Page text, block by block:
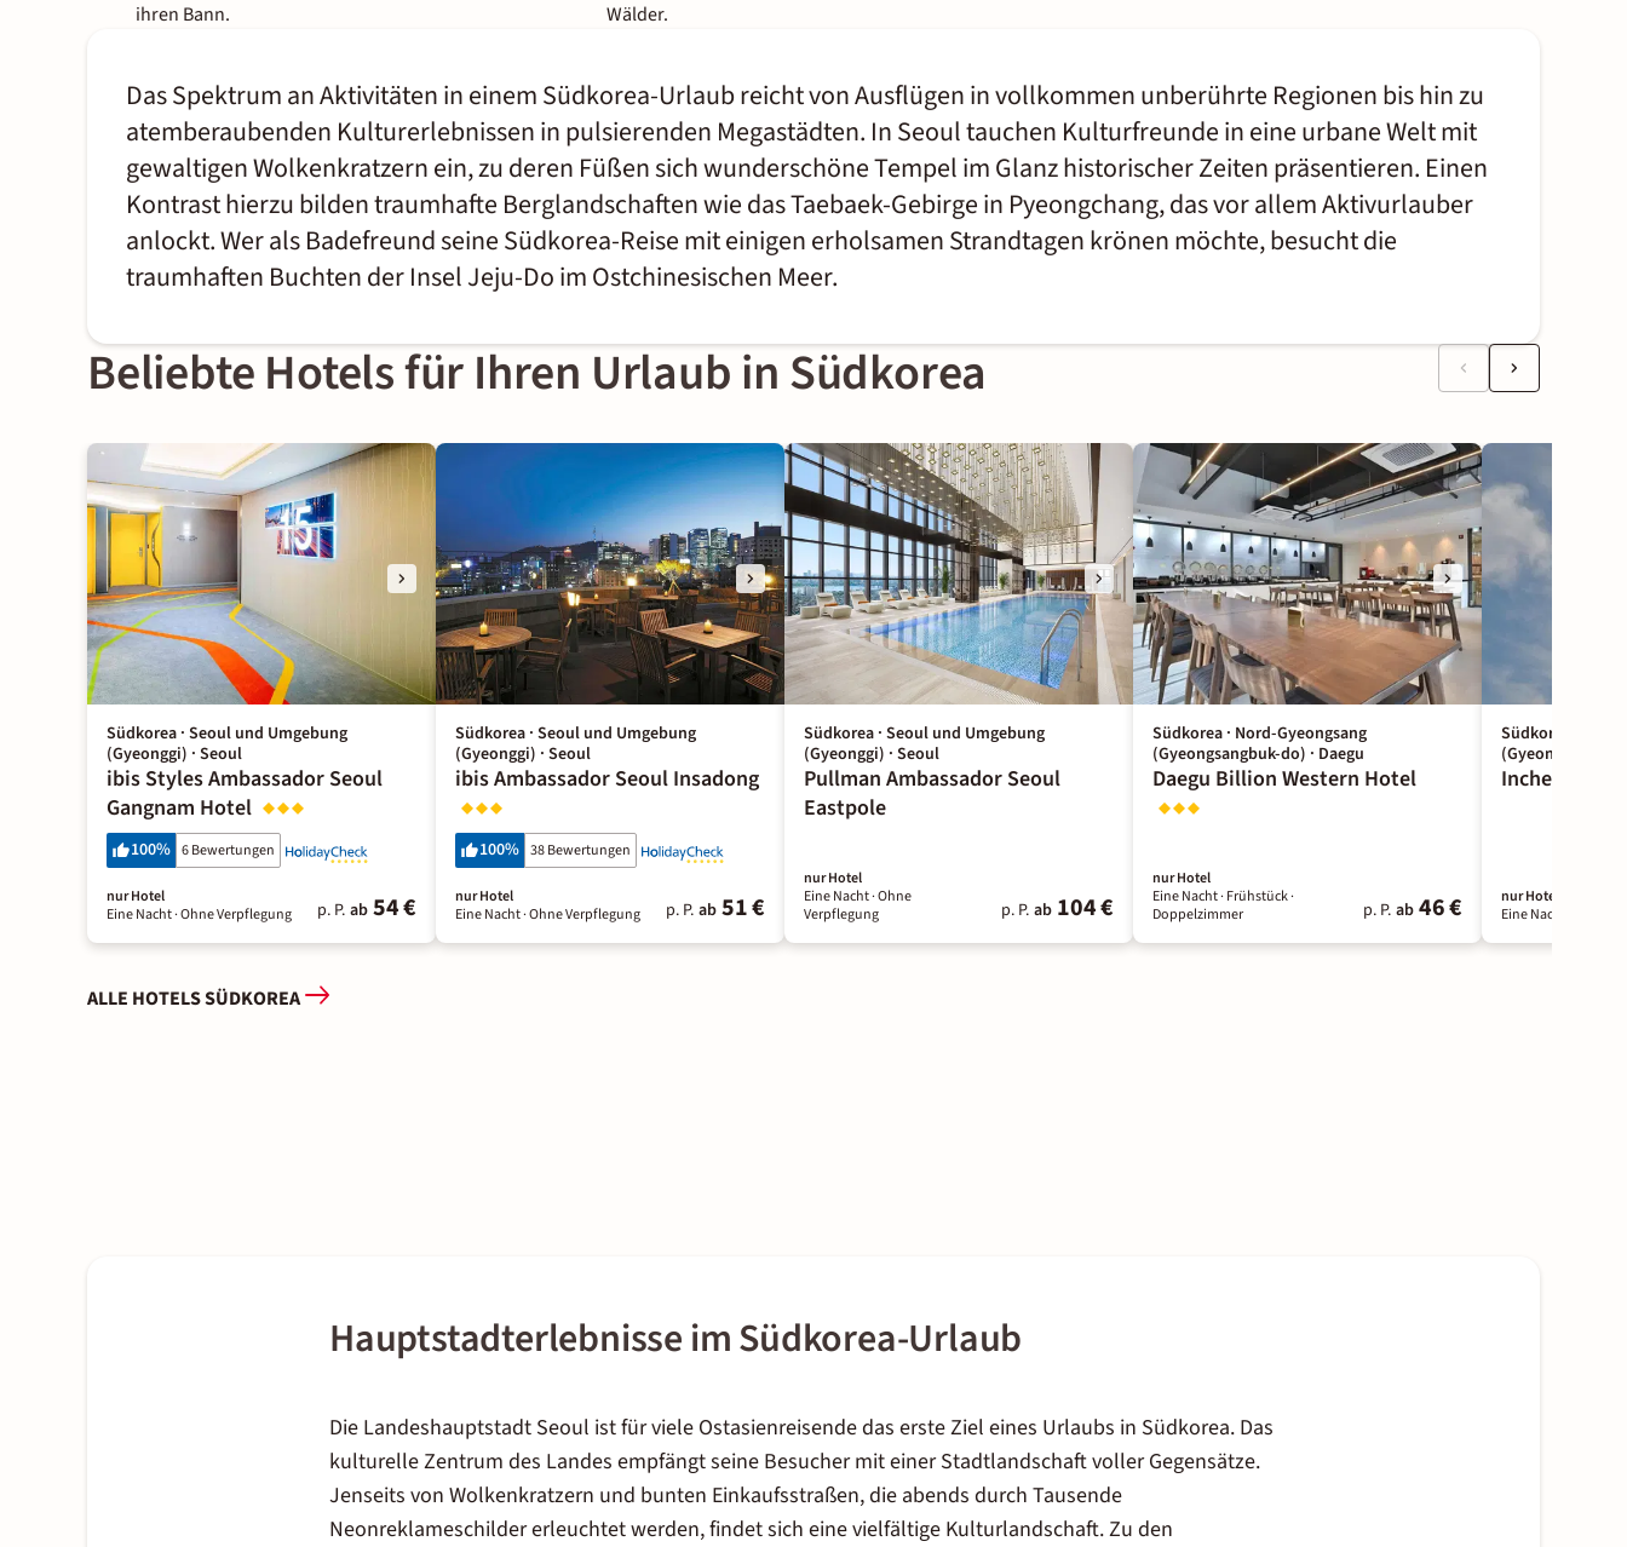
ihren Bann.
Wälder.
Das Spektrum an Aktivitäten in einem Südkorea-Urlaub reicht von Ausflügen in vollkommen unberührte Regionen bis hin zu
atemberaubenden Kulturerlebnissen in pulsierenden Megastädten. In Seoul tauchen Kulturfreunde in eine urbane Welt mit
gewaltigen Wolkenkratzern ein, zu deren Füßen sich wunderschöne Tempel im Glanz historischer Zeiten präsentieren. Einen
Kontrast hierzu bilden traumhafte Berglandschaften wie das Taebaek-Gebirge in Pyeongchang, das vor allem Aktivurlauber
anlockt. Wer als Badefreund seine Südkorea-Reise mit einigen erholsamen Strandtagen krönen möchte, besucht die
traumhaften Buchten der Insel Jeju-Do im Ostchinesischen Meer.
Beliebte Hotels für Ihren Urlaub in Südkorea
Südkorea · Seoul und Umgebung
(Gyeonggi) · Seoul
ibis Styles Ambassador Seoul
Gangnam Hotel
100% 6 Bewertungen
nur Hotel
Eine Nacht· Ohne Verpflegung p. P. ab 54 €
Südkorea · Seoul und Umgebung
(Gyeonggi) · Seoul
ibis Ambassador Seoul Insadong
100% 38 Bewertungen
nur Hotel
Eine Nacht· Ohne Verpflegung p. P. ab 51 €
Südkorea · Seoul und Umgebung
(Gyeonggi) · Seoul
Pullman Ambassador Seoul
Eastpole
nur Hotel
Eine Nacht· Ohne
Verpflegung
p. P. ab 104 €
Südkorea · Nord-Gyeongsang
(Gyeongsangbuk-do) · Daegu
Daegu Billion Western Hotel
nur Hotel
Eine Nacht· Frühstück·
Doppelzimmer
p. P. ab 46 €
Südkorea ·
(Gyeonggi) ·
Incheon
nur Hotel
Eine Nacht
ALLE HOTELS SÜDKOREA
Hauptstadterlebnisse im Südkorea-Urlaub
Die Landeshauptstadt Seoul ist für viele Ostasienreisende das erste Ziel eines Urlaubs in Südkorea. Das
kulturelle Zentrum des Landes empfängt seine Besucher mit einer Stadtlandschaft voller Gegensätze.
Jenseits von Wolkenkratzern und bunten Einkaufsstraßen, die abends durch Tausende
Neonreklameschilder erleuchtet werden, findet sich eine vielfältige Kulturlandschaft. Zu den